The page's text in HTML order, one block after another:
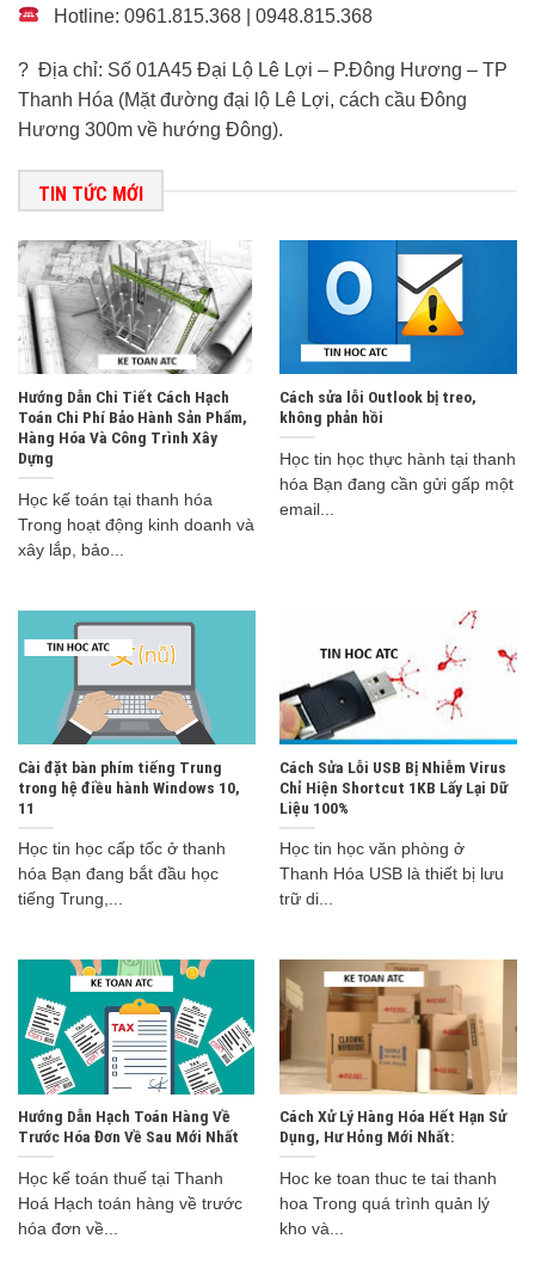
Hotline: 0961.815.368 | 0948.815.368
? Địa chỉ: Số 01A45 Đại Lộ Lê Lợi – P.Đông Hương – TP
Thanh Hóa (Mặt đường đại lộ Lê Lợi, cách cầu Đông
Hương 300m về hướng Đông).
TIN TỨC MỚI
Hướng Dẫn Chi Tiết Cách Hạch
Toán Chi Phí Bảo Hành Sản Phẩm,
Hàng Hóa Và Công Trình Xây
Dựng
Học kế toán tại thanh hóa
Trong hoạt động kinh doanh và
xây lắp, bảo...
Cách sửa lỗi Outlook bị treo,
không phản hồi
Học tin học thực hành tại thanh
hóa Bạn đang cần gửi gấp một
email...
Cài đặt bàn phím tiếng Trung
trong hệ điều hành Windows 10,
11
Học tin học cấp tốc ở thanh
hóa Bạn đang bắt đầu học
tiếng Trung,...
Cách Sửa Lỗi USB Bị Nhiễm Virus
Chỉ Hiện Shortcut 1KB Lấy Lại Dữ
Liệu 100%
Học tin học văn phòng ở
Thanh Hóa USB là thiết bị lưu
trữ di...
Hướng Dẫn Hạch Toán Hàng Về
Trước Hóa Đơn Về Sau Mới Nhất
Học kế toán thuế tại Thanh
Hoá Hạch toán hàng về trước
hóa đơn về...
Cách Xử Lý Hàng Hóa Hết Hạn Sử
Dụng, Hư Hỏng Mới Nhất:
Hoc ke toan thuc te tai thanh
hoa Trong quá trình quản lý
kho và...